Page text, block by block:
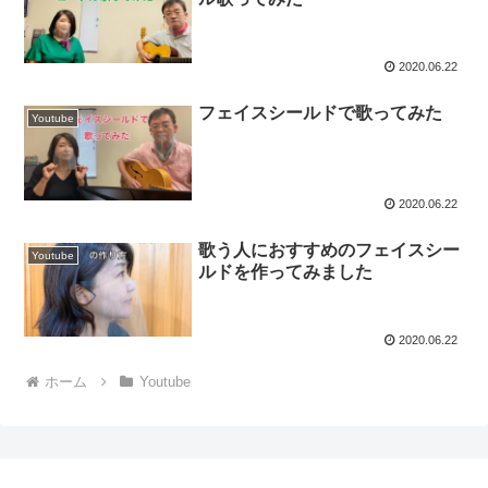
2020.06.22
Youtube フェイスシールドで歌ってみた
2020.06.22
Youtube
歌う人におすすめのフェイスシー
ルドを作ってみました
2020.06.22
ホーム Youtube